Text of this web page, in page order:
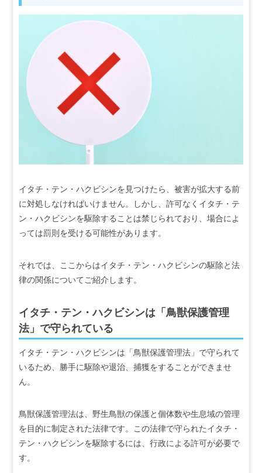
イタチ・テン・ハクビシンを見つけたら、被害が拡大する前
に対処しなければいけません。しかし、許可なくイタチ・テ
ン・ハクビシンを駆除することは禁じられており、場合によ
っては罰則を受ける可能性があります。
それでは、ここからはイタチ・テン・ハクビシンの駆除と法
律の関係についてご紹介します。
イタチ・テン・ハクビシンは「鳥獣保護管理
法」で守られている
イタチ・テン・ハクビシンは「鳥獣保護管理法」で守られて
いるため、勝手に駆除や退治、捕獲をすることができませ
ん。
鳥獣保護管理法は、野生鳥獣の保護と個体数や生息域の管理
を目的に制定された法律です。この法律で守られたイタチ・
テン・ハクビシンを駆除するには、行政による許可が必要で
す。